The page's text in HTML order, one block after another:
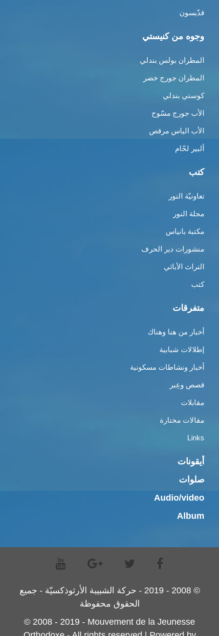
قدّيسون
وجوه من كنيستي
المطران بولس بندلي
المطران جورج خضر
كوستي بندلي
الأب جورج مسّوح
الأب الياس مرقص
ألبير لحّام
كتب
تعاونيّة النور
مجلة النور
مكتبة بانياس
منشورات دير الحرف
التراث الأبائي
كتب
متفرقات
أخبار من هنا وهناك
إطلالات شبابية
أخبار ونشاطات مسكونية
قصص وعِبر
مقابلات
مقالات مختارة
Links
أيقونات
صلوات
Audio/video
Album
© 2008 - 2019 - حركة الشبيبة الأرثوذكسيّة - جميع
الحقوق محفوظة
© 2008 - 2019 - Mouvement de la Jeunesse